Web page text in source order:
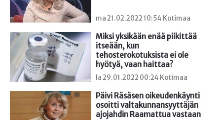
ma 21.02.2022 10:54 Kotimaa
Miksi yksikään enää piikittää
itseään, kun
tehosterokotuksista ei ole
hyötyä, vaan haittaa?
la 29.01.2022 00:24 Kotimaa
Päivi Räsäsen oikeudenkäynti
osoitti valtakunnansyyttäjän
ajojahdin Raamattua vastaan